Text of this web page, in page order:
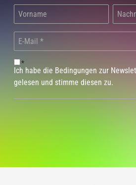
*
Ich habe die Bedingungen zur
gelesen und stimme diesen zu.